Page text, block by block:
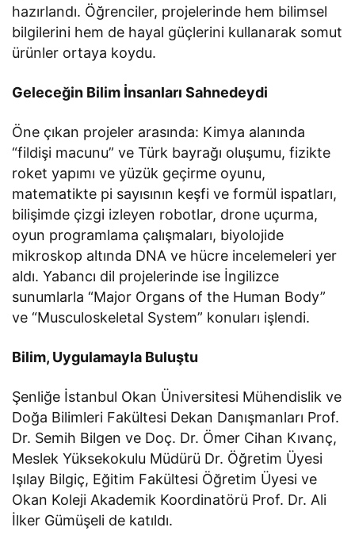
hazırlandı. Öğrenciler, projelerinde hem bilimsel
bilgilerini hem de hayal güçlerini kullanarak somut
ürünler ortaya koydu.
Geleceğin Bilim İnsanları Sahnedeydi
Öne çıkan projeler arasında: Kimya alanında
“fildişi macunu” ve Türk bayrağı oluşumu, fizikte
roket yapımı ve yüzük geçirme oyunu,
matematikte pi sayısının keşfi ve formül ispatları,
bilişimde çizgi izleyen robotlar, drone uçurma,
oyun programlama çalışmaları, biyolojide
mikroskop altında DNA ve hücre incelemeleri yer
aldı. Yabancı dil projelerinde ise İngilizce
sunumlarla “Major Organs of the Human Body”
ve “Musculoskeletal System” konuları işlendi.
Bilim, Uygulamayla Buluştu
Şenliğe İstanbul Okan Üniversitesi Mühendislik ve
Doğa Bilimleri Fakültesi Dekan Danışmanları Prof.
Dr. Semih Bilgen ve Doç. Dr. Ömer Cihan Kıvanç,
Meslek Yüksekokulu Müdürü Dr. Öğretim Üyesi
Işılay Bilgiç, Eğitim Fakültesi Öğretim Üyesi ve
Okan Koleji Akademik Koordinatörü Prof. Dr. Ali
İlker Gümüşeli de katıldı.